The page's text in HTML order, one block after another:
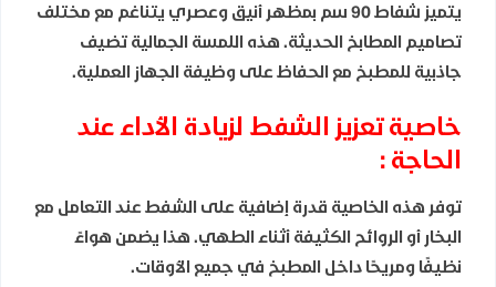
يتميز شفاط 90 سم
بمظهر أنيق وعصري يتناغم مع مختلف
تصاميم المطابخ الحديثة. هذه اللمسة الجمالية تضيف
جاذبية للمطبخ مع الحفاظ على وظيفة الجهاز العملية.
خاصية تعزيز الشفط لزيادة الأداء عند
الحاجة :
توفر هذه الخاصية قدرة إضافية على الشفط عند التعامل مع
البخار أو الروائح الكثيفة أثناء الطهي. هذا يضمن هواءً
نظيفًا ومريحًا داخل المطبخ في جميع الأوقات.